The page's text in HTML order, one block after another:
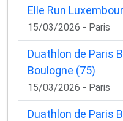
Elle Run
15/03/2026 - Paris
Duathlon de Paris
Boulogne (75)
15/03/2026 - Paris
Duathlon de Paris